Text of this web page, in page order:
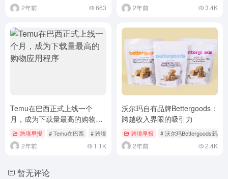
2年前 663 2年前 3.4K
Temu在巴西正式上线一个
月，成为下载量最高的购物应
用程序
跨境早报 # Temu在巴西 # 跨境电商发展
2年前 1.1K
沃尔玛自有品牌Bettergoods：
跨越收入界限的吸引力
跨境早报 # 沃尔玛Bettergoods新品
2年前 2.4K
暂无评论